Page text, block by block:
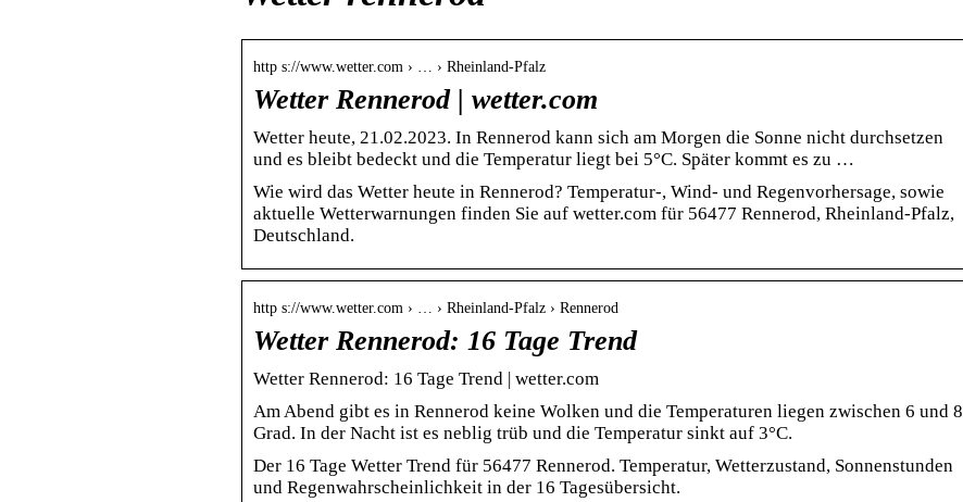
http s://www.wetter.com › … › Rheinland-Pfalz
Wetter Rennerod | wetter.com
Wetter heute, 21.02.2023. In Rennerod kann sich am Morgen die Sonne nicht durchsetzen
und es bleibt bedeckt und die Temperatur liegt bei 5°C. Später kommt es zu …
Wie wird das Wetter heute in Rennerod? Temperatur-, Wind- und Regenvorhersage, sowie
aktuelle Wetterwarnungen finden Sie auf wetter.com für 56477 Rennerod, Rheinland-Pfalz,
Deutschland.
http s://www.wetter.com › … › Rheinland-Pfalz › Rennerod
Wetter Rennerod: 16 Tage Trend
Wetter Rennerod: 16 Tage Trend | wetter.com
Am Abend gibt es in Rennerod keine Wolken und die Temperaturen liegen zwischen 6 und 8
Grad. In der Nacht ist es neblig trüb und die Temperatur sinkt auf 3°C.
Der 16 Tage Wetter Trend für 56477 Rennerod. Temperatur, Wetterzustand, Sonnenstunden
und Regenwahrscheinlichkeit in der 16 Tagesübersicht.